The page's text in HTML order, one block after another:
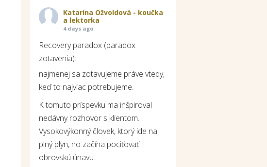
Katarína Ožvoldová - koučka
a lektorka
4 days ago
Recovery paradox (paradox
zotavenia):
najmenej sa zotavujeme práve vtedy,
keď to najviac potrebujeme.
K tomuto príspevku ma inšpiroval
nedávny rozhovor s klientom.
Vysokovýkonný človek, ktorý ide na
plný plyn, no začína pociťovať
obrovskú únavu.